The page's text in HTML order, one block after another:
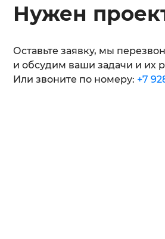
Нужен
Оставьте заявку, мы
и обсудим ваши задачи и их
Или звоните по номеру: +7